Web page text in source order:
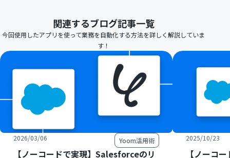
関連するブログ記事一覧
今回使用したアプリを使って業務を自動化する方法を詳しく解説していま
す！
2026/03/06 Yoom活用術
【ノーコードで実現】Salesforceのリ
2025/10/23
【ノーコ